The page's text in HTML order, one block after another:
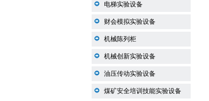
电梯实验设备
财会模拟实验设备
机械陈列柜
机械创新实验设备
油压传动实验设备
煤矿安全培训技能实验设备